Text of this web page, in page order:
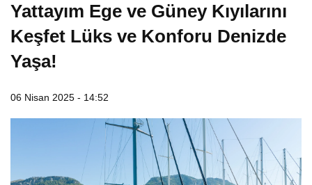
Yattayım Ege ve Güney Kıyılarını
Keşfet Lüks ve Konforu Denizde
Yaşa!
06 Nisan 2025 - 14:52